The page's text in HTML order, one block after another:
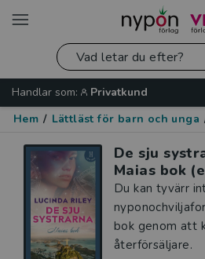
Handlar som:
Privatkund
Hem / Lättläst för barn och unga
De sju
Maias bok
Du kan tyvärr
bok genom att
återförsäljare.